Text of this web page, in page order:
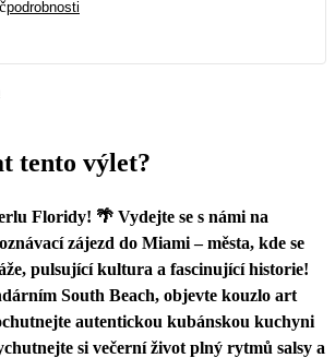
podrobnosti
tento výlet?
Floridy! 🌴 Vydejte se s námi na
zájezd do Miami – města, kde se
pulsující kultura a fascinující historie!
South Beach, objevte kouzlo art
autentickou kubánskou kuchyni
si večerní život plný rytmů salsy a